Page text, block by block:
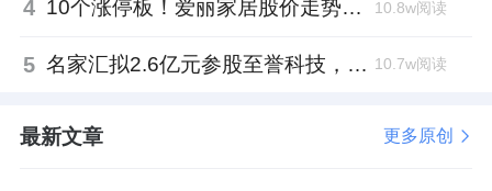
4 10个涨停板！爱丽家居股价走势有点狂 10.8w阅读
5 名家汇拟2.6亿元参股至誉科技，跨界布局工业级固态存储 10.7w阅读
最新文章 更多原创